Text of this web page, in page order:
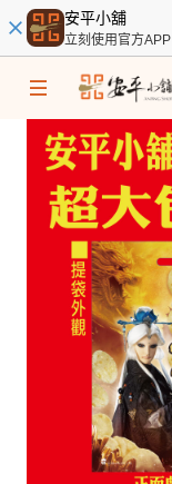
安平小舖
立刻使用官方APP